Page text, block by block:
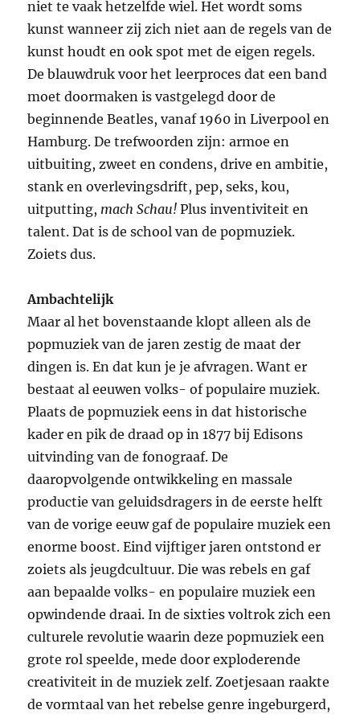
niet te vaak hetzelfde wiel. Het wordt soms
kunst wanneer zij zich niet aan de regels van de
kunst houdt en ook spot met de eigen regels.
De blauwdruk voor het leerproces dat een band
moet doormaken is vastgelegd door de
beginnende Beatles, vanaf 1960 in Liverpool en
Hamburg. De trefwoorden zijn: armoe en
uitbuiting, zweet en condens, drive en ambitie,
stank en overlevingsdrift, pep, seks, kou,
uitputting, mach Schau! Plus inventiviteit en
talent. Dat is de school van de popmuziek.
Zoiets dus.
Ambachtelijk
Maar al het bovenstaande klopt alleen als de
popmuziek van de jaren zestig de maat der
dingen is. En dat kun je je afvragen. Want er
bestaat al eeuwen volks- of populaire muziek.
Plaats de popmuziek eens in dat historische
kader en pik de draad op in 1877 bij Edisons
uitvinding van de fonograaf. De
daaropvolgende ontwikkeling en massale
productie van geluidsdragers in de eerste helft
van de vorige eeuw gaf de populaire muziek een
enorme boost. Eind vijftiger jaren ontstond er
zoiets als jeugdcultuur. Die was rebels en gaf
aan bepaalde volks- en populaire muziek een
opwindende draai. In de sixties voltrok zich een
culturele revolutie waarin deze popmuziek een
grote rol speelde, mede door exploderende
creativiteit in de muziek zelf. Zoetjesaan raakte
de vormtaal van het rebelse genre ingeburgerd,